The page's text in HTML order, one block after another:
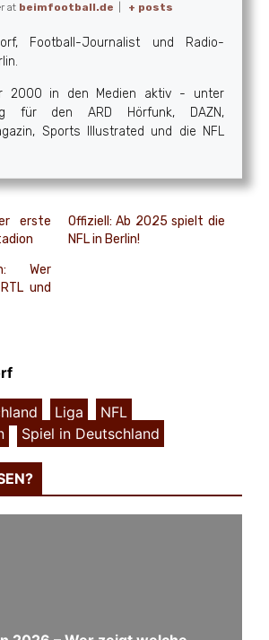
at beimfootball.de + posts
Football-Journalist und Radio-
2000 in den Medien aktiv - unter
für den ARD Hörfunk, DAZN,
Sports Illustrated und die NFL
erste
Offiziell: Ab 2025 spielt die
NFL in Berlin!
Wer
und
Liga NFL
Spiel in Deutschland